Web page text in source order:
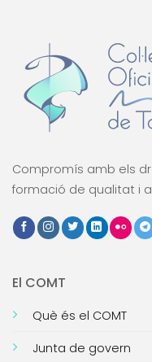
Compromís amb els
formació de qualitat i
El COMT
Què és el COMT
Junta de govern